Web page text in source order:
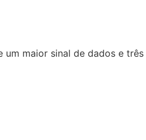
maior sinal de dados e